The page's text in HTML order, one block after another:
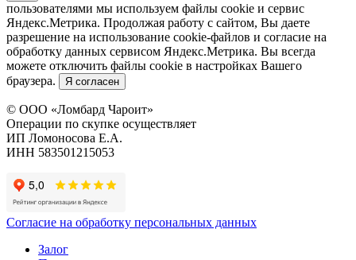
пользователями мы используем файлы cookie и сервис
Яндекс.Метрика. Продолжая работу с сайтом, Вы даете
разрешение на использование cookie-файлов и согласие на
обработку данных сервисом Яндекс.Метрика. Вы всегда
можете отключить файлы cookie в настройках Вашего
браузера.
Я согласен
© ООО «Ломбард Чароит»
Операции по скупке осуществляет
ИП Ломоносова Е.А.
ИНН 583501215053
Согласие на обработку персональных данных
Залог